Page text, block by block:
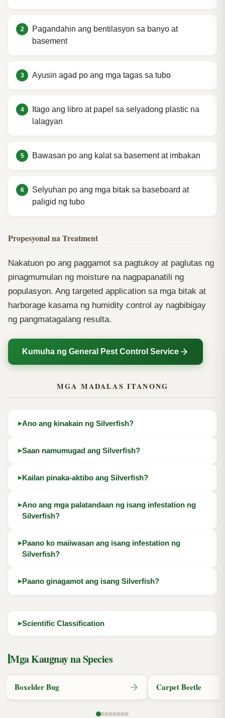
Pagandahin ang bentilasyon sa banyo at
basement
Ayusin agad po ang mga tagas sa tubo
Itago ang libro at papel sa selyadong plastic na
lalagyan
Bawasan po ang kalat sa basement at imbakan
Selyuhan po ang mga bitak sa baseboard at
paligid ng tubo
Propesyonal na Treatment
Nakatuon po ang paggamot sa pagtukoy at paglutas ng
pinagmumulan ng moisture na nagpapanatili ng
populasyon. Ang targeted application sa mga bitak at
harborage kasama ng humidity control ay nagbibigay
ng pangmatagalang resulta.
Kumuha ng General Pest Control Service
MGA MADALAS ITANONG
Ano ang kinakain ng Silverfish?
Saan namumugad ang Silverfish?
Kailan pinaka-aktibo ang Silverfish?
Ano ang mga palatandaan ng isang infestation ng
Silverfish?
Paano ko maiiwasan ang isang infestation ng
Silverfish?
Paano ginagamot ang isang Silverfish?
Scientific Classification
Mga Kaugnay na Species
Boxelder Bug Carpet Beetle